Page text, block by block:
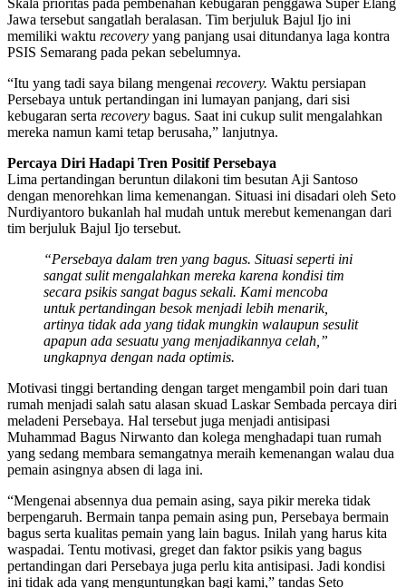
Jawa tersebut sangatlah beralasan. Tim berjuluk Bajul Ijo ini
memiliki waktu recovery yang panjang usai ditundanya laga kontra
PSIS Semarang pada pekan sebelumnya.
“Itu yang tadi saya bilang mengenai recovery. Waktu persiapan
Persebaya untuk pertandingan ini lumayan panjang, dari sisi
kebugaran serta recovery bagus. Saat ini cukup sulit mengalahkan
mereka namun kami tetap berusaha,” lanjutnya.
Percaya Diri Hadapi Tren Positif Persebaya
Lima pertandingan beruntun dilakoni tim besutan Aji Santoso
dengan menorehkan lima kemenangan. Situasi ini disadari oleh Seto
Nurdiyantoro bukanlah hal mudah untuk merebut kemenangan dari
tim berjuluk Bajul Ijo tersebut.
“Persebaya dalam tren yang bagus. Situasi seperti ini
sangat sulit mengalahkan mereka karena kondisi tim
secara psikis sangat bagus sekali. Kami mencoba
untuk pertandingan besok menjadi lebih menarik,
artinya tidak ada yang tidak mungkin walaupun sesulit
apapun ada sesuatu yang menjadikannya celah,”
ungkapnya dengan nada optimis.
Motivasi tinggi bertanding dengan target mengambil poin dari tuan
rumah menjadi salah satu alasan skuad Laskar Sembada percaya diri
meladeni Persebaya. Hal tersebut juga menjadi antisipasi
Muhammad Bagus Nirwanto dan kolega menghadapi tuan rumah
yang sedang membara semangatnya meraih kemenangan walau dua
pemain asingnya absen di laga ini.
“Mengenai absennya dua pemain asing, saya pikir mereka tidak
berpengaruh. Bermain tanpa pemain asing pun, Persebaya bermain
bagus serta kualitas pemain yang lain bagus. Inilah yang harus kita
waspadai. Tentu motivasi, greget dan faktor psikis yang bagus
pertandingan dari Persebaya juga perlu kita antisipasi. Jadi kondisi
ini tidak ada yang menguntungkan bagi kami,” tandas Seto